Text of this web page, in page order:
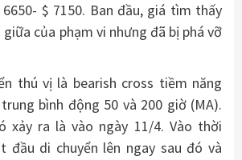
$ 7150. Ban đầu, giá tìm thấy
của phạm vi nhưng đã bị phá vỡ
thú vị là bearish cross tiềm năng
bình động 50 và 200 giờ (MA).
xảy ra là vào ngày 11/4. Vào thời
đầu di chuyển lên ngay sau đó và